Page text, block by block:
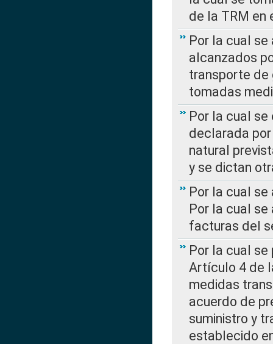
de la TRM en
Por la cual
alcanzados
transporte de
tomadas
Por la cual
declarada
natural
y se dictan
Por la cual se
Por la cual
facturas del
Por la cual
Artículo 4 de
medidas
acuerdo de
suministro y
establecido